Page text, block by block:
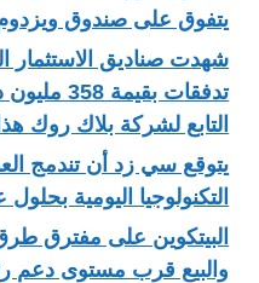
يتفوق على صندوق
شهدت صناديق الاستثمار
التابع لشركة بلاك روك
يتوقع سي زد أن تندمج
التكنولوجيا اليومية بحلول عام
البيتكوين على مفترق
والبيع قرب مستوى دعم